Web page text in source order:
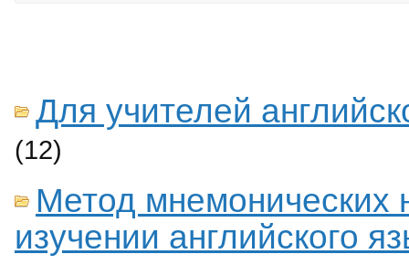
Для учителей
(12)
Метод мнемонических
изучении английского